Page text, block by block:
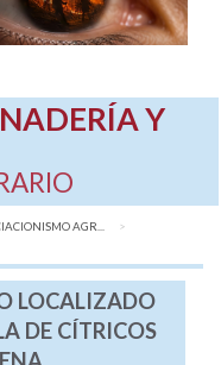
Y
AGR...
LOCALIZADO
DE CÍTRICOS